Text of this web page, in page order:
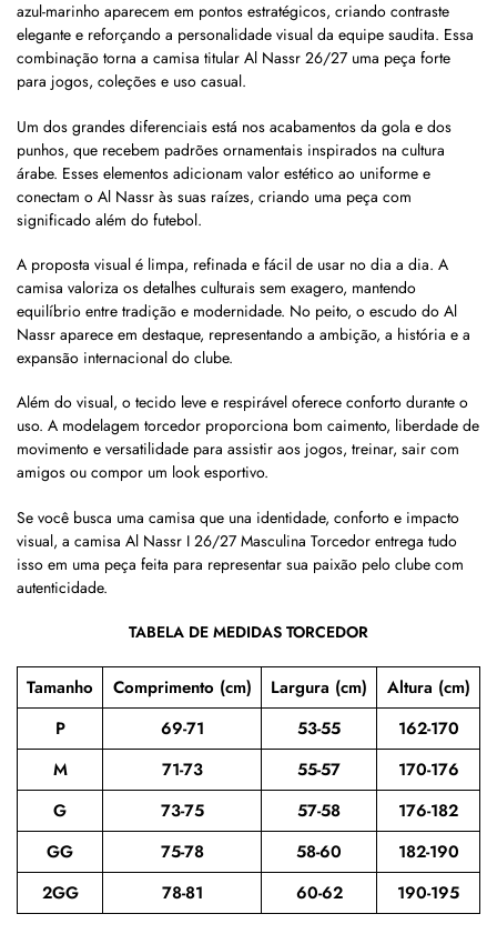
azul-marinho aparecem em pontos estratégicos, criando contraste
elegante e reforçando a personalidade visual da equipe saudita. Essa
combinação torna a camisa titular Al Nassr 26/27 uma peça forte
para jogos, coleções e uso casual.
Um dos grandes diferenciais está nos acabamentos da gola e dos
punhos, que recebem padrões ornamentais inspirados na cultura
árabe. Esses elementos adicionam valor estético ao uniforme e
conectam o Al Nassr às suas raízes, criando uma peça com
significado além do futebol.
A proposta visual é limpa, refinada e fácil de usar no dia a dia. A
camisa valoriza os detalhes culturais sem exagero, mantendo
equilíbrio entre tradição e modernidade. No peito, o escudo do Al
Nassr aparece em destaque, representando a ambição, a história e a
expansão internacional do clube.
Além do visual, o tecido leve e respirável oferece conforto durante o
uso. A modelagem torcedor proporciona bom caimento, liberdade de
movimento e versatilidade para assistir aos jogos, treinar, sair com
amigos ou compor um look esportivo.
Se você busca uma camisa que una identidade, conforto e impacto
visual, a camisa Al Nassr I 26/27 Masculina Torcedor entrega tudo
isso em uma peça feita para representar sua paixão pelo clube com
autenticidade.
TABELA DE MEDIDAS TORCEDOR
Tamanho Comprimento (cm) Largura (cm)
Altura (cm)
P
69-71 53-55
162-170
M
71-73 55-57
170-176
G
73-75 57-58
176-182
GG
75-78 58-60
182-190
2GG
78-81 60-62 190-195